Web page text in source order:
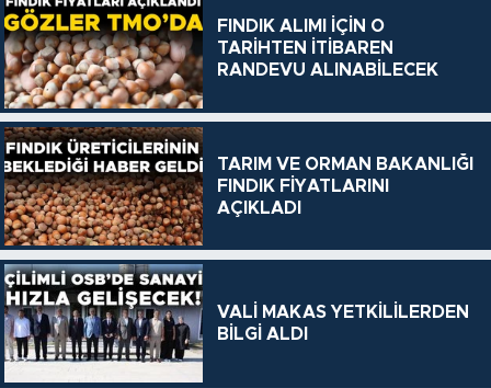
FINDIK ALIMI İÇİN O
TARİHTEN İTİBAREN
RANDEVU ALINABİLECEK
TARIM VE ORMAN BAKANLIĞI
FINDIK FİYATLARINI
AÇIKLADI
VALİ MAKAS YETKİLİLERDEN
BİLGİ ALDI